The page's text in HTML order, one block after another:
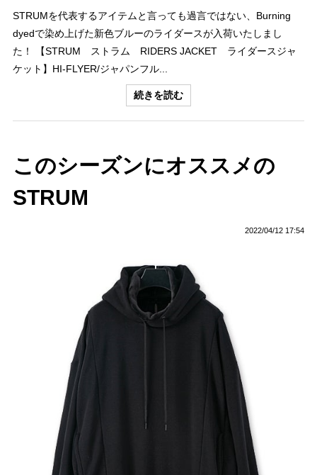
STRUMを代表するアイテムと言っても過言ではない、Burning
dyedで染め上げた新色ブルーのライダースが入荷いたしまし
た！ 【STRUM ストラム RIDERS JACKET ライダースジャ
ケット】HI-FLYER/ジャパンフル...
続きを読む
このシーズンにオススメの
STRUM
2022/04/12 17:54